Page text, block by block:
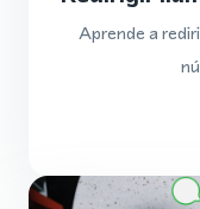
Aprende a